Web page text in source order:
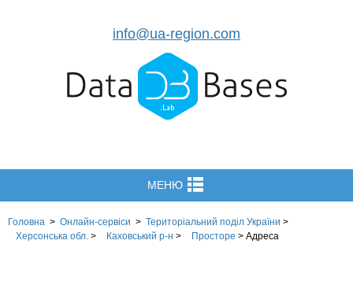
info@ua-region.com
МЕНЮ
Головна > Онлайн-сервіси > Територіальний поділ України >
Херсонська обл. > Каховський р-н > Просторе > Адреса